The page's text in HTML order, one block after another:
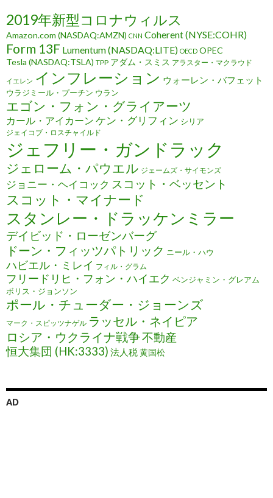
2019年新型コロナウィルス
Amazon.com (NASDAQ:AMZN) CNN Coherent (NYSE:COHR)
Form 13F Lumentum (NASDAQ:LITE) OECD OPEC
Tesla (NASDAQ:TSLA) TPP アダム・スミス アラスター・マクラウド
イエレン インフレーション ウォーレン・バフェット
ウラジミール・プーチン ウラン
エゴン・フォン・グライアーツ
カール・アイカーン ケン・グリフィン シリア
ジェイコブ・ロスチャイルド
ジェフリー・ガンドラック
ジェローム・パウエル ジェームズ・サイモンズ
ジョニー・ヘイコック スコット・ベッセント
スコット・マイナード
スタンレー・ドラッケンミラー
デイビッド・ローゼンバーグ
ドーン・フィッツパトリック ニール・ハウ
ハビエル・ミレイ フィル・グラム
フリードリヒ・フォン・ハイエク ベンジャミン・グレアム
ボリス・ジョンソン
ポール・チューダー・ジョーンズ
マーク・スピッツナゲル ラッセル・ネイピア
ロシア・ウクライナ戦争不動産
恒大集団 (HK:3333) 法人税黄国松
AD